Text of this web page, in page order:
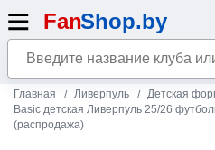
Главная Ливерпуль
Детская
Basic детская Ливерпуль 25/26
(распродажа)